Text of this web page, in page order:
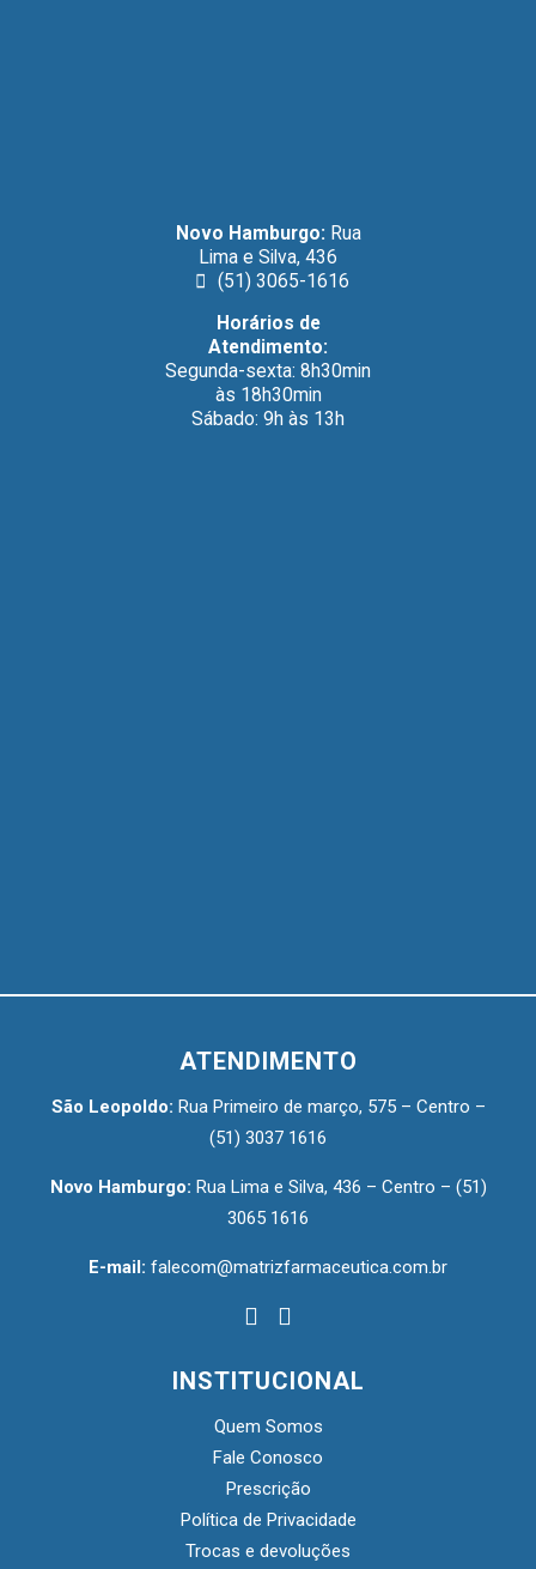
Novo Hamburgo: Rua
Lima e Silva, 436
(51) 3065-1616
Horários de
Atendimento:
Segunda-sexta: 8h30min
às 18h30min
Sábado: 9h às 13h
ATENDIMENTO
São Leopoldo: Rua Primeiro de março, 575 – Centro –
(51) 3037 1616
Novo Hamburgo: Rua Lima e Silva, 436 – Centro – (51)
3065 1616
E-mail: falecom@matrizfarmaceutica.com.br
INSTITUCIONAL
Quem Somos
Fale Conosco
Prescrição
Política de Privacidade
Trocas e devoluções